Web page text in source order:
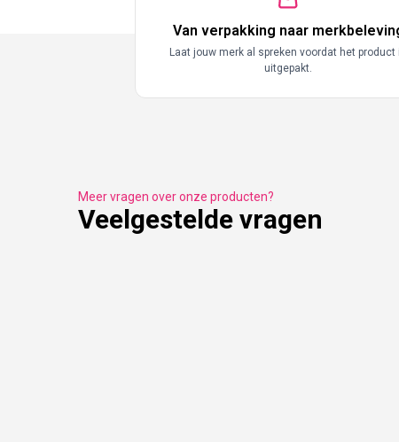
Van verpakking naar
Laat jouw merk al spreken voordat het product
uitgepakt.
Meer vragen over onze producten?
Veelgestelde vragen